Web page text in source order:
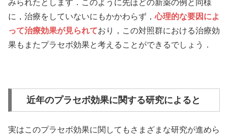
みられたとします．このように先ほどの新薬の例と同様
に，治療をしていないにもかかわらず，心理的な要因によ
って治療効果が見られており，この対照群における治療効
果もまたプラセボ効果と考えることができるでしょう．
近年のプラセボ効果に関する研究によると
実はこのプラセボ効果に関してもさまざまな研究が進めら